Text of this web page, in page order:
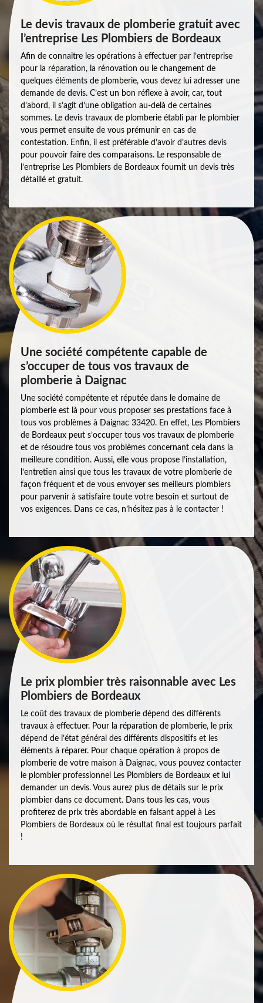
Le devis travaux de plomberie gratuit avec
l’entreprise Les Plombiers de Bordeaux
Afin de connaitre les opérations à effectuer par l’entreprise
pour la réparation, la rénovation ou le changement de
quelques éléments de plomberie, vous devez lui adresser une
demande de devis. C’est un bon réflexe à avoir, car, tout
d’abord, il s’agit d’une obligation au-delà de certaines
sommes. Le devis travaux de plomberie établi par le plombier
vous permet ensuite de vous prémunir en cas de
contestation. Enfin, il est préférable d’avoir d’autres devis
pour pouvoir faire des comparaisons. Le responsable de
l’entreprise Les Plombiers de Bordeaux fournit un devis très
détaillé et gratuit.
Une société compétente capable de
s’occuper de tous vos travaux de
plomberie à Daignac
Une société compétente et réputée dans le domaine de
plomberie est là pour vous proposer ses prestations face à
tous vos problèmes à Daignac 33420. En effet, Les Plombiers
de Bordeaux peut s’occuper tous vos travaux de plomberie
et de résoudre tous vos problèmes concernant cela dans la
meilleure condition. Aussi, elle vous propose l’installation,
l’entretien ainsi que tous les travaux de votre plomberie de
façon fréquent et de vous envoyer ses meilleurs plombiers
pour parvenir à satisfaire toute votre besoin et surtout de
vos exigences. Dans ce cas, n’hésitez pas à le contacter !
Le prix plombier très raisonnable avec Les
Plombiers de Bordeaux
Le coût des travaux de plomberie dépend des différents
travaux à effectuer. Pour la réparation de plomberie, le prix
dépend de l’état général des différents dispositifs et les
éléments à réparer. Pour chaque opération à propos de
plomberie de votre maison à Daignac, vous pouvez contacter
le plombier professionnel Les Plombiers de Bordeaux et lui
demander un devis. Vous aurez plus de détails sur le prix
plombier dans ce document. Dans tous les cas, vous
profiterez de prix très abordable en faisant appel à Les
Plombiers de Bordeaux où le résultat final est toujours parfait
!